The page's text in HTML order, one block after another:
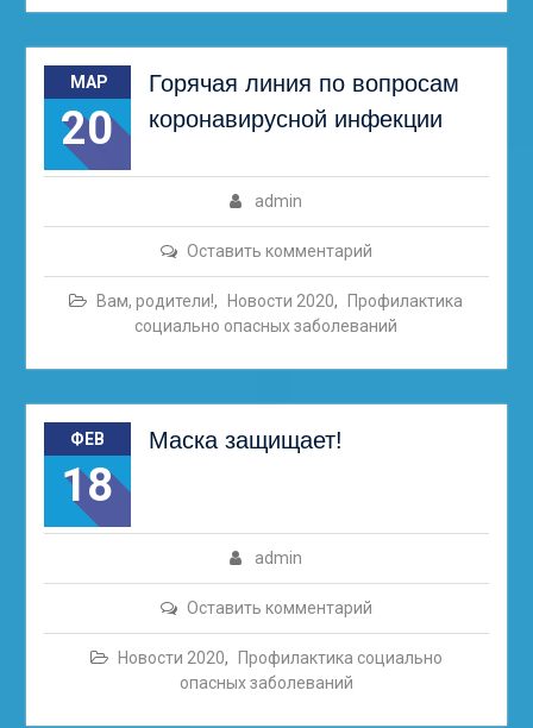
МАР
20
Горячая линия по вопросам
коронавирусной инфекции
admin
Оставить комментарий
Вам, родители!, Новости 2020,
Профилактика
социально опасных заболеваний
ФЕВ
18
Маска защищает!
admin
Оставить комментарий
Новости 2020,
Профилактика социально
опасных заболеваний